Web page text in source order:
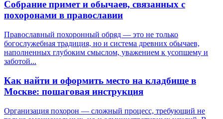
Собрание примет и обычаев, связанных с
похоронами в православии
Православный похоронный обряд — это не только
богослужебная традиция, но и система древних обычаев,
наполненных глубоким смыслом, уважением к усопшему и
заботой...
Как найти и оформить место на кладбище в
Москве: пошаговая инструкция
Организация похорон — сложный процесс, требующий не